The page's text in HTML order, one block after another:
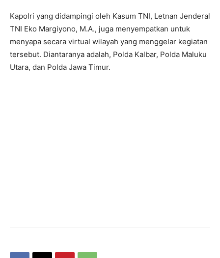
Kapolri yang didampingi oleh Kasum TNI, Letnan Jenderal
TNI Eko Margiyono, M.A., juga menyempatkan untuk
menyapa secara virtual wilayah yang menggelar kegiatan
tersebut. Diantaranya adalah, Polda Kalbar, Polda Maluku
Utara, dan Polda Jawa Timur.